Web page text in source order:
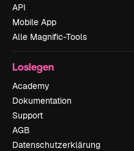
API
Mobile App
Alle Magnific-Tools
Loslegen
Academy
Dokumentation
Support
AGB
Datenschutzerklärung